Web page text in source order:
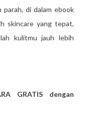
parah, di dalam ebook
skincare yang tepat,
kulitmu jauh lebih
GRATIS dengan